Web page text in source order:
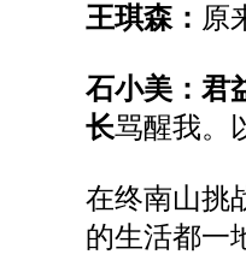
王琪森： 原
石小美： 君
长骂醒我。
在终南山挑
的生活都一